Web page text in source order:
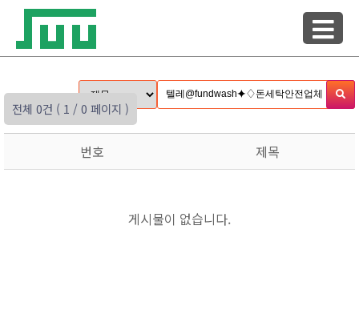
전체 0건 ( 1 / 0 페이지 )
번호 제목
게시물이 없습니다.